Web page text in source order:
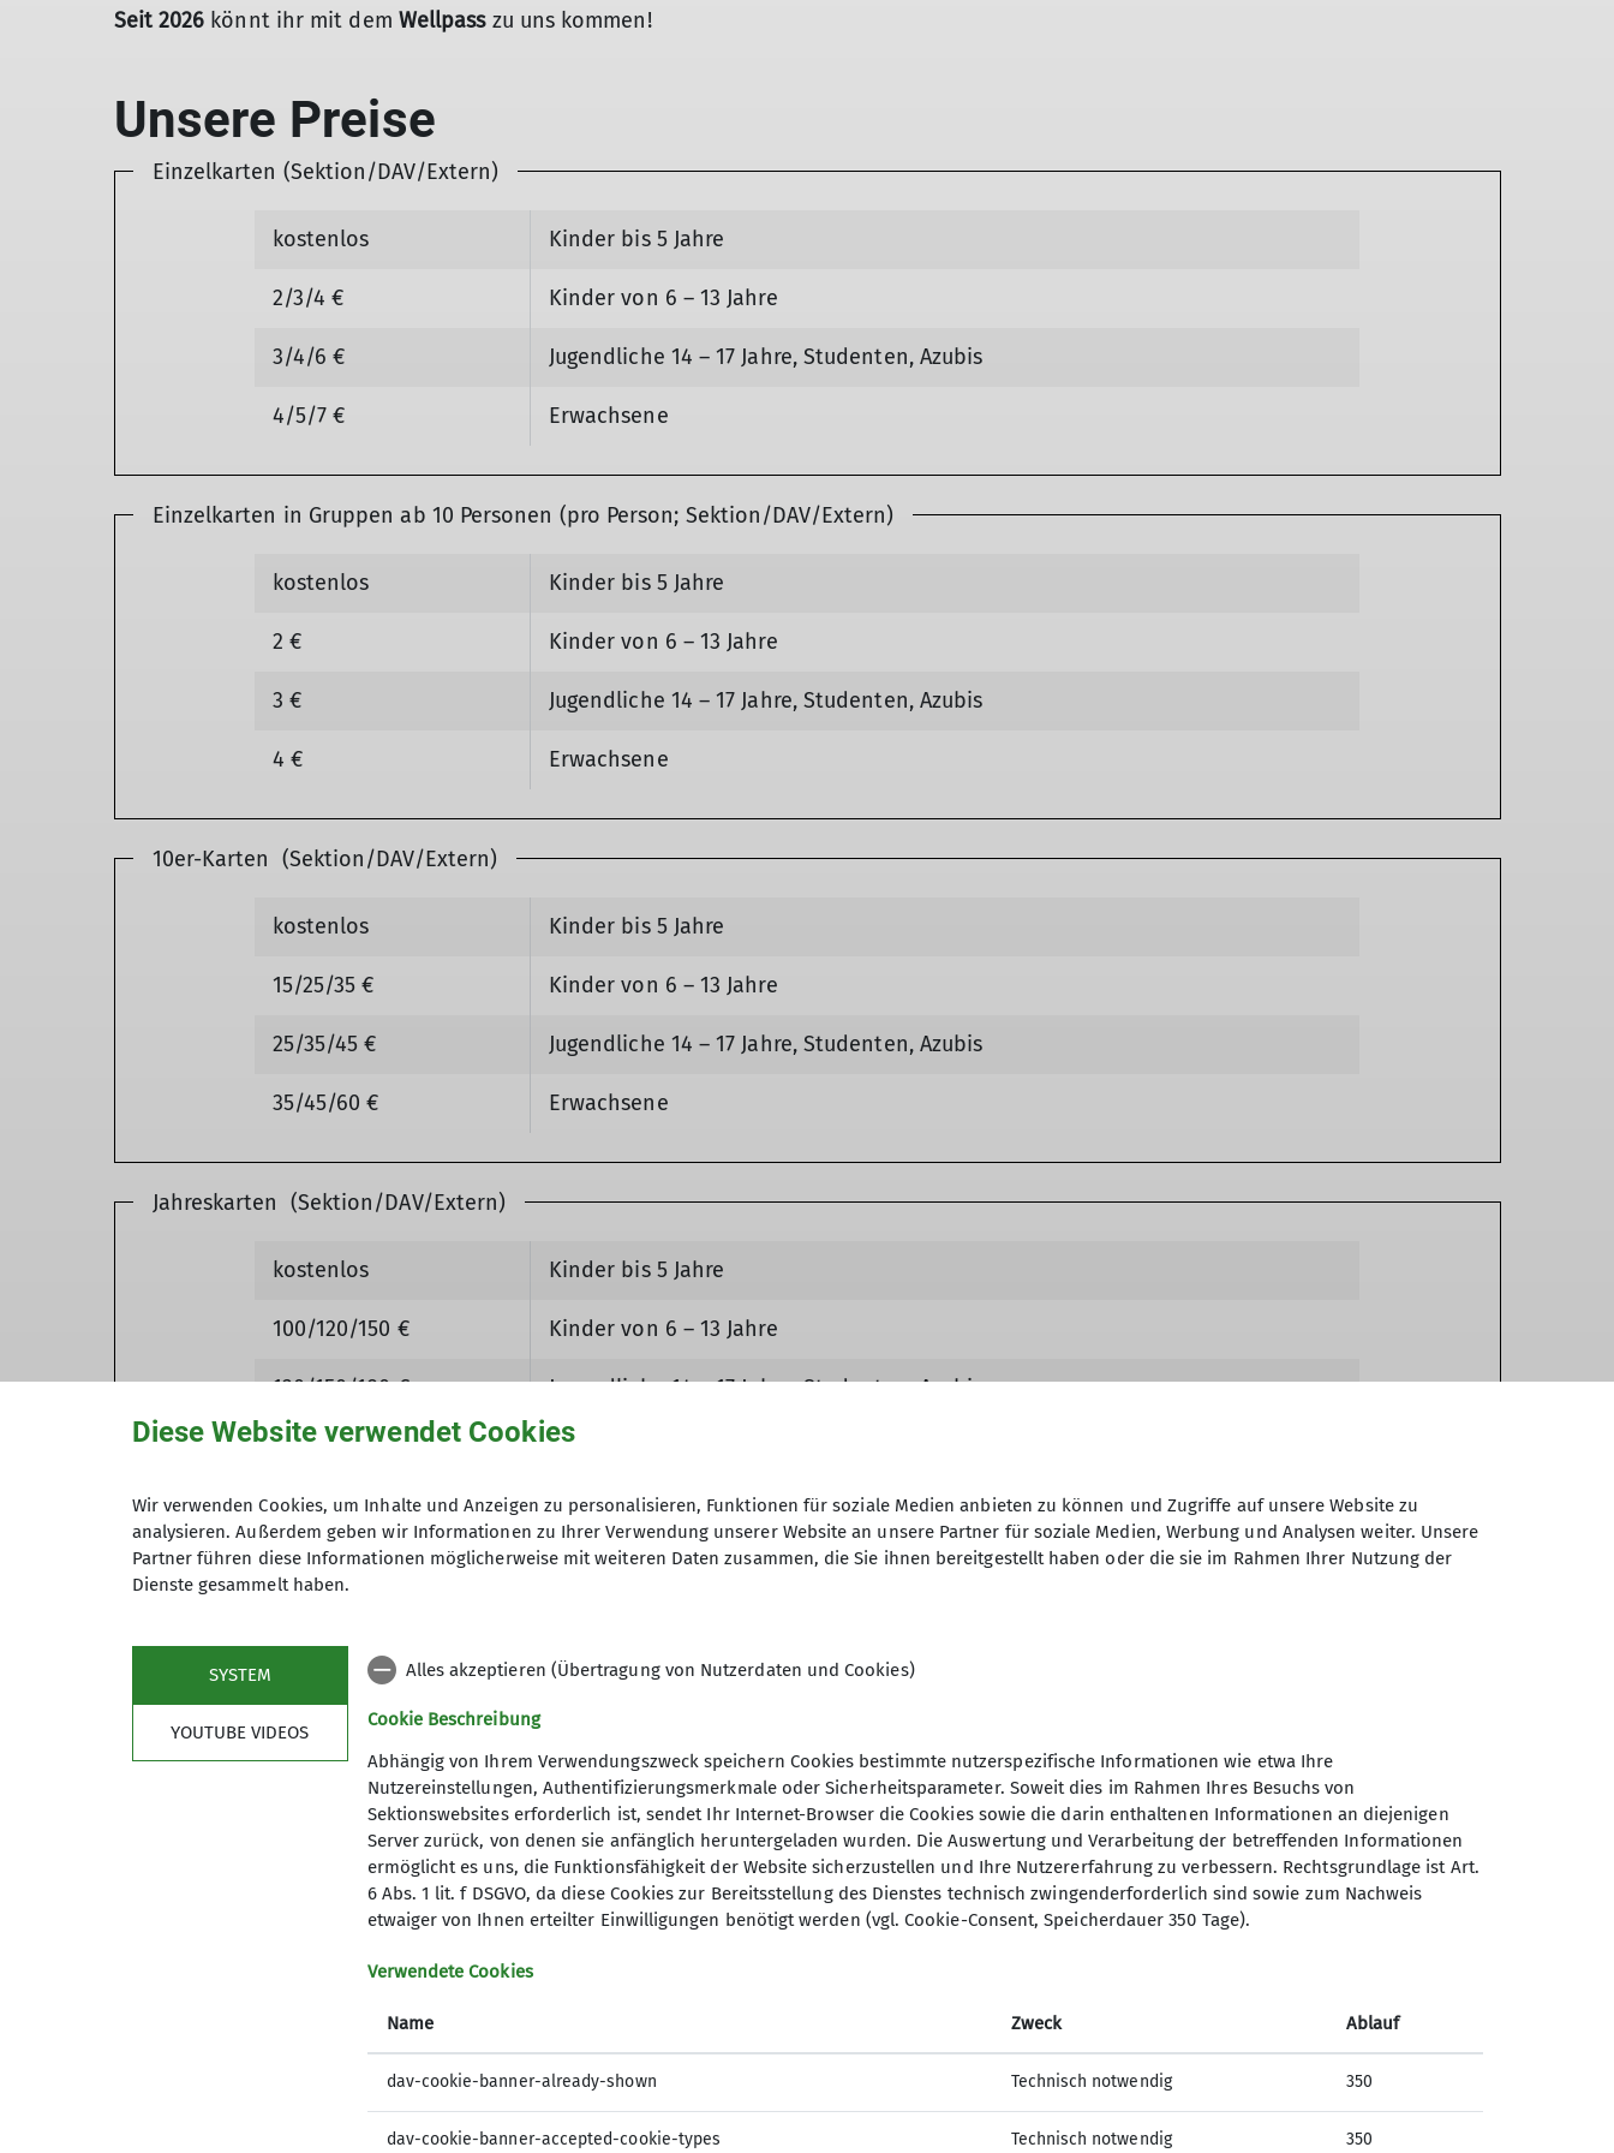
Seit 2026 könnt ihr mit dem Wellpass zu uns kommen!
Unsere Preise
Einzelkarten (Sektion/DAV/Extern)
kostenlos Kinder bis 5 Jahre
2/3/4 € Kinder von 6 – 13 Jahre
3/4/6 € Jugendliche 14 – 17 Jahre, Studenten, Azubis
4/5/7 € Erwachsene
Einzelkarten in Gruppen ab 10 Personen (pro Person; Sektion/DAV/Extern)
kostenlos Kinder bis 5 Jahre
2 € Kinder von 6 – 13 Jahre
3 € Jugendliche 14 – 17 Jahre, Studenten, Azubis
4 € Erwachsene
10er-Karten (Sektion/DAV/Extern)
kostenlos Kinder bis 5 Jahre
15/25/35 € Kinder von 6 – 13 Jahre
25/35/45 € Jugendliche 14 – 17 Jahre, Studenten, Azubis
35/45/60 € Erwachsene
Jahreskarten (Sektion/DAV/Extern)
kostenlos Kinder bis 5 Jahre
100/120/150 € Kinder von 6 – 13 Jahre
130/150/180 € Jugendliche 14 – 17 Jahre, Studenten, Azubis
180/210/240 € Erwachsene
Stand der Öffnungszeiten: 01.01.2026
Stand der Preisliste: 01.01.2026
Sonderöffnungszeiten auf Anfrage beim Boulderhallenwart oder in der Geschäftsstelle.
Sektion Ebersberg-Grafing
Diese Website verwendet Cookies
Wir verwenden Cookies, um Inhalte und Anzeigen zu personalisieren, Funktionen für soziale Medien anbieten zu können und Zugriffe auf unsere Website zu
analysieren. Außerdem geben wir Informationen zu Ihrer Verwendung unserer Website an unsere Partner für soziale Medien, Werbung und Analysen weiter. Unsere
Partner führen diese Informationen möglicherweise mit weiteren Daten zusammen, die Sie ihnen bereitgestellt haben oder die sie im Rahmen Ihrer Nutzung der
Dienste gesammelt haben.
SYSTEM
YOUTUBE VIDEOS
Alles akzeptieren (Übertragung von Nutzerdaten und Cookies)
Cookie Beschreibung
Abhängig von Ihrem Verwendungszweck speichern Cookies bestimmte nutzerspezifische Informationen wie etwa Ihre
Nutzereinstellungen, Authentifizierungsmerkmale oder Sicherheitsparameter. Soweit dies im Rahmen Ihres Besuchs von
Sektionswebsites erforderlich ist, sendet Ihr Internet-Browser die Cookies sowie die darin enthaltenen Informationen an diejenigen
Server zurück, von denen sie anfänglich heruntergeladen wurden. Die Auswertung und Verarbeitung der betreffenden Informationen
ermöglicht es uns, die Funktionsfähigkeit der Website sicherzustellen und Ihre Nutzererfahrung zu verbessern. Rechtsgrundlage ist Art.
6 Abs. 1 lit. f DSGVO, da diese Cookies zur Bereitsstellung des Dienstes technisch zwingenderforderlich sind sowie zum Nachweis
etwaiger von Ihnen erteilter Einwilligungen benötigt werden (vgl. Cookie-Consent, Speicherdauer 350 Tage).
Verwendete Cookies
Name Zweck Ablauf
dav-cookie-banner-already-shown Technisch notwendig 350
dav-cookie-banner-accepted-cookie-types Technisch notwendig 350